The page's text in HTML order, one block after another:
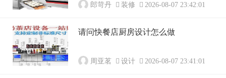
郎苛丹 装修 2026-08-07 23:42:01
请问快餐店厨房设计怎么做
周亚茗 设计 2026-08-07 23:41:01